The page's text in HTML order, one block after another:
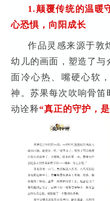
1.颠覆传统的温暖
心恐惧，向阳成长
作品灵感来源于敦
幼儿的画面，塑造了
面冷心热、嘴硬心软
神。苏果每次吹响骨笛
动诠释“真正的守护，